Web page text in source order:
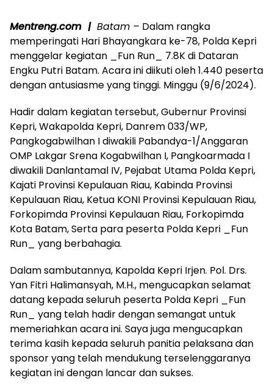
Mentreng.com | Batam – Dalam rangka
memperingati Hari Bhayangkara ke-78, Polda Kepri
menggelar kegiatan _Fun Run_ 7.8K di Dataran
Engku Putri Batam. Acara ini diikuti oleh 1.440 peserta
dengan antusiasme yang tinggi. Minggu (9/6/2024).
Hadir dalam kegiatan tersebut, Gubernur Provinsi
Kepri, Wakapolda Kepri, Danrem 033/WP,
Pangkogabwilhan I diwakili Pabandya-1/Anggaran
OMP Lakgar Srena Kogabwilhan I, Pangkoarmada I
diwakili Danlantamal IV, Pejabat Utama Polda Kepri,
Kajati Provinsi Kepulauan Riau, Kabinda Provinsi
Kepulauan Riau, Ketua KONI Provinsi Kepulauan Riau,
Forkopimda Provinsi Kepulauan Riau, Forkopimda
Kota Batam, Serta para peserta Polda Kepri _Fun
Run_ yang berbahagia.
Dalam sambutannya, Kapolda Kepri Irjen. Pol. Drs.
Yan Fitri Halimansyah, M.H., mengucapkan selamat
datang kepada seluruh peserta Polda Kepri _Fun
Run_ yang telah hadir dengan semangat untuk
memeriahkan acara ini. Saya juga mengucapkan
terima kasih kepada seluruh panitia pelaksana dan
sponsor yang telah mendukung terselenggaranya
kegiatan ini dengan lancar dan sukses.